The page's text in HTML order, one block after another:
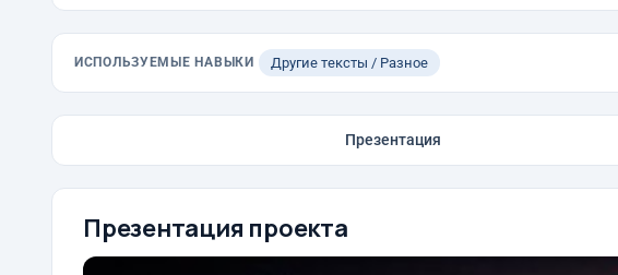
ИСПОЛЬЗУЕМЫЕ НАВЫКИ Другие тексты / Разное
Презентация
Презентация проекта